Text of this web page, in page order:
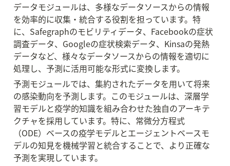
データモジュールは、多様なデータソースからの情報
を効率的に収集・統合する役割を担っています。特
に、Safegraphのモビリティデータ、Facebookの症状
調査データ、Googleの症状検索データ、Kinsaの発熱
データなど、様々なデータソースからの情報を適切に
処理し、予測に活用可能な形式に変換します。
予測モジュールでは、集約されたデータを用いて将来
の感染動向を予測します。このモジュールは、深層学
習モデルと疫学的知識を組み合わせた独自のアーキテ
クチャを採用しています。特に、常微分方程式
（ODE）ベースの疫学モデルとエージェントベースモ
デルの知見を機械学習と統合することで、より正確な
予測を実現しています。